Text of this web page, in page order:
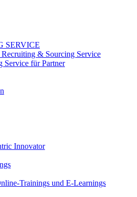
SERVICE
Recruiting & Sourcing Service
Service für Partner
Innovator
Trainings und E-Learnings